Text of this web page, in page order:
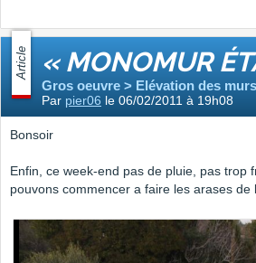
Article « MONOMUR
Gros oeuvre > Elévation des
Par pier06 le 06/02/2011 à 19h08
Bonsoir
Enfin, ce week-end pas de pluie, pas trop
pouvons commencer a faire les arases de